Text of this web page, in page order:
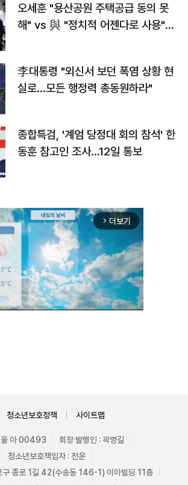
오세훈 "용산공원 주택공급 동의 못
해" vs 與 "정치적 어젠다로 사용"
李대통령 "외신서 보던 폭염 상황 현
실로…모든 행정력 총동원하라"
종합특검, '계엄 당정대 회의 참석' 한
동훈 참고인 조사...12일 통보
arrow_forward_ios 더보기
청소년보호정책 사이트맵
울 아 00493
회장·발행인 : 곽영길
청소년보호책임자 : 전운
구 종로 1길 42(수송동 146-1) 이마빌딩 11층